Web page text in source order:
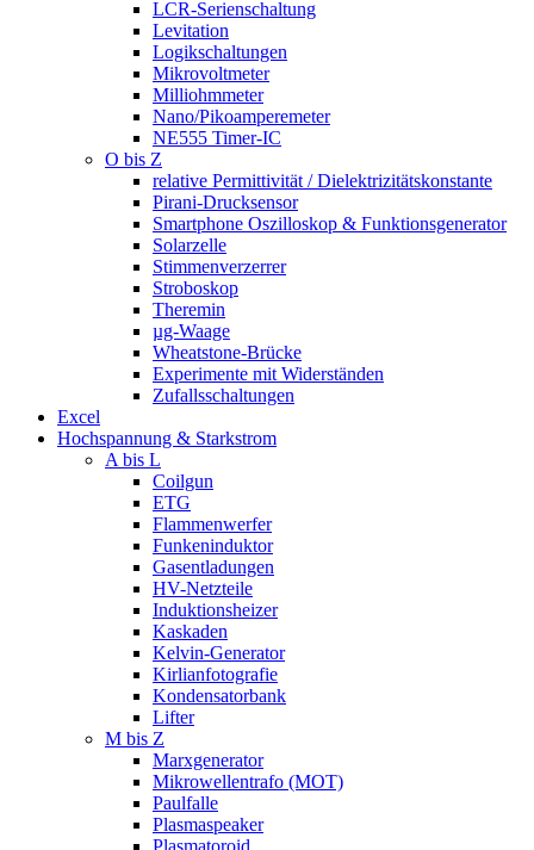
LCR-Serienschaltung
Levitation
Logikschaltungen
Mikrovoltmeter
Milliohmmeter
Nano/Pikoamperemeter
NE555 Timer-IC
O bis Z
relative Permittivität / Dielektrizitätskonstante
Pirani-Drucksensor
Smartphone Oszilloskop & Funktionsgenerator
Solarzelle
Stimmenverzerrer
Stroboskop
Theremin
µg-Waage
Wheatstone-Brücke
Experimente mit Widerständen
Zufallsschaltungen
Excel
Hochspannung & Starkstrom
A bis L
Coilgun
ETG
Flammenwerfer
Funkeninduktor
Gasentladungen
HV-Netzteile
Induktionsheizer
Kaskaden
Kelvin-Generator
Kirlianfotografie
Kondensatorbank
Lifter
M bis Z
Marxgenerator
Mikrowellentrafo (MOT)
Paulfalle
Plasmaspeaker
Plasmatoroid